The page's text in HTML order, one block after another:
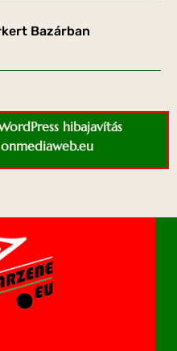
Bazárban
hibajavítás